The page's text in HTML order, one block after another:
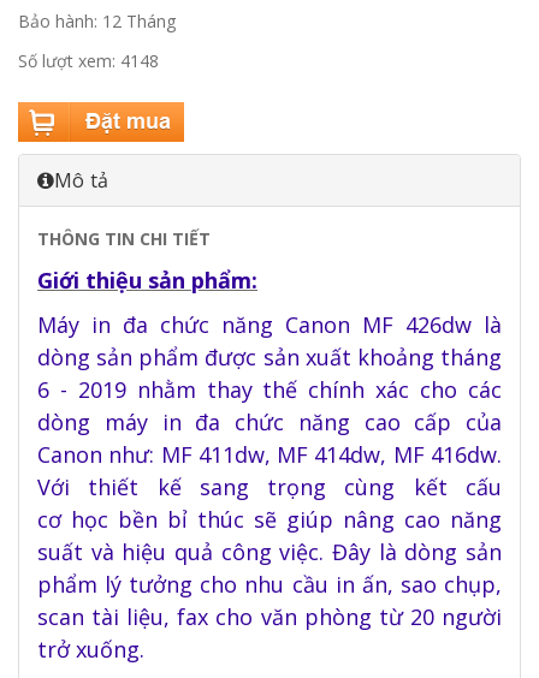
Bảo hành: 12 Tháng
Số lượt xem: 4148
Mô tả
THÔNG TIN CHI TIẾT
Giới thiệu sản phẩm:
Máy in đa chức năng Canon MF 426dw là
dòng sản phẩm được sản xuất khoảng tháng
6 - 2019 nhằm thay thế chính xác cho các
dòng máy in đa chức năng cao cấp của
Canon như: MF 411dw, MF 414dw, MF 416dw.
Với thiết kế sang trọng cùng kết cấu
cơ học bền bỉ thúc sẽ giúp nâng cao năng
suất và hiệu quả công việc. Đây là dòng sản
phẩm lý tưởng cho nhu cầu in ấn, sao chụp,
scan tài liệu, fax cho văn phòng từ 20 người
trở xuống.